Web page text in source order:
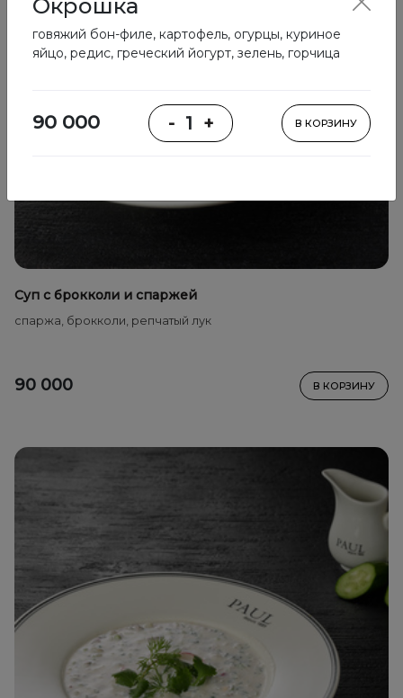
Суп с брокколи и спаржей
спаржа, брокколи, репчатый лук
90 000 В КОРЗИНУ
Окрошка
говяжий бон-филе, картофель, огурцы, куриное
яйцо, редис, греческий йогурт, зелень, горчица
90 000 - 1 + В КОРЗИНУ